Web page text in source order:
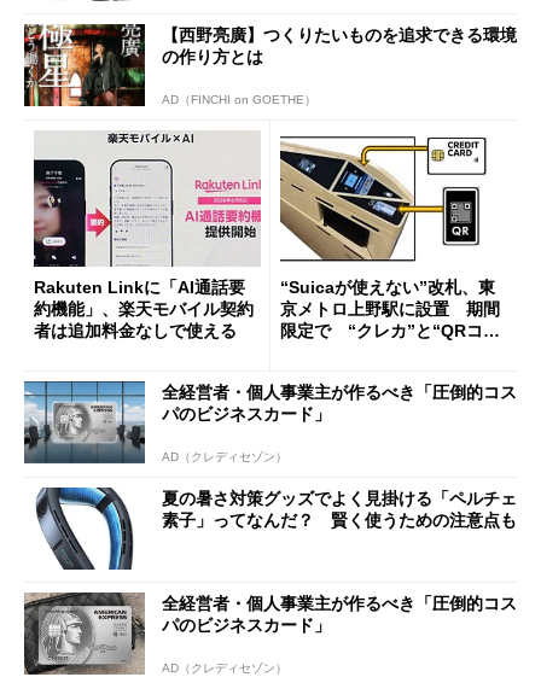
【西野亮廣】つくりたいものを追求できる環境
の作り方とは
AD（FINCHI on GOETHE）
Rakuten Linkに「AI通話要
約機能」、楽天モバイル契約
者は追加料金なしで使える
“Suicaが使えない”改札、東
京メトロ上野駅に設置 期間
限定で “クレカ”と“QRコー
全経営者・個人事業主が作るべき「圧倒的コス
パのビジネスカード」
AD（クレディセゾン）
夏の暑さ対策グッズでよく見掛ける「ペルチェ
素子」ってなんだ？ 賢く使うための注意点も
全経営者・個人事業主が作るべき「圧倒的コス
パのビジネスカード」
AD（クレディセゾン）